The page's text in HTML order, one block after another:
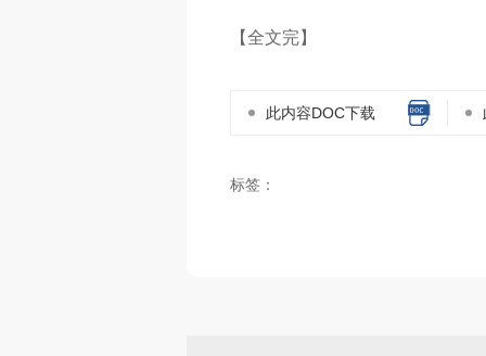
【全文完】
此内容DOC下载
标签：